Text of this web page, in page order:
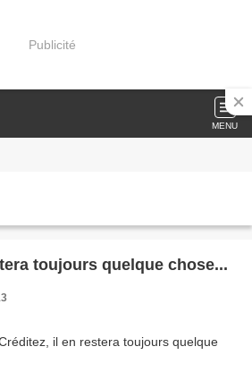
Publicité
MENU
toujours quelque chose...